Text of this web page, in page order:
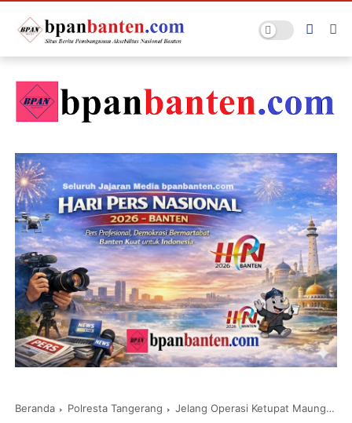
Beranda Polresta Tangerang Jelang Operasi Ketupat Maung 2026, Kapolresta Tangerang Cek Kesiapan Kendaraan Dinas